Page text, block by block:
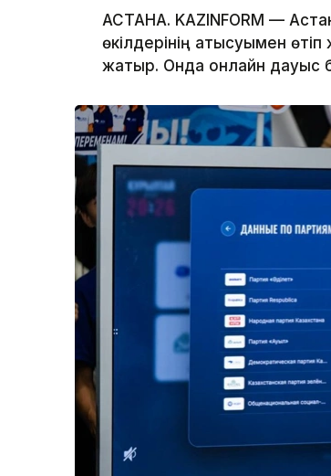
АСТАНА. KAZINFORM —
өкілдерінің қатысуымен
жатыр. Онда онлайн дауыс